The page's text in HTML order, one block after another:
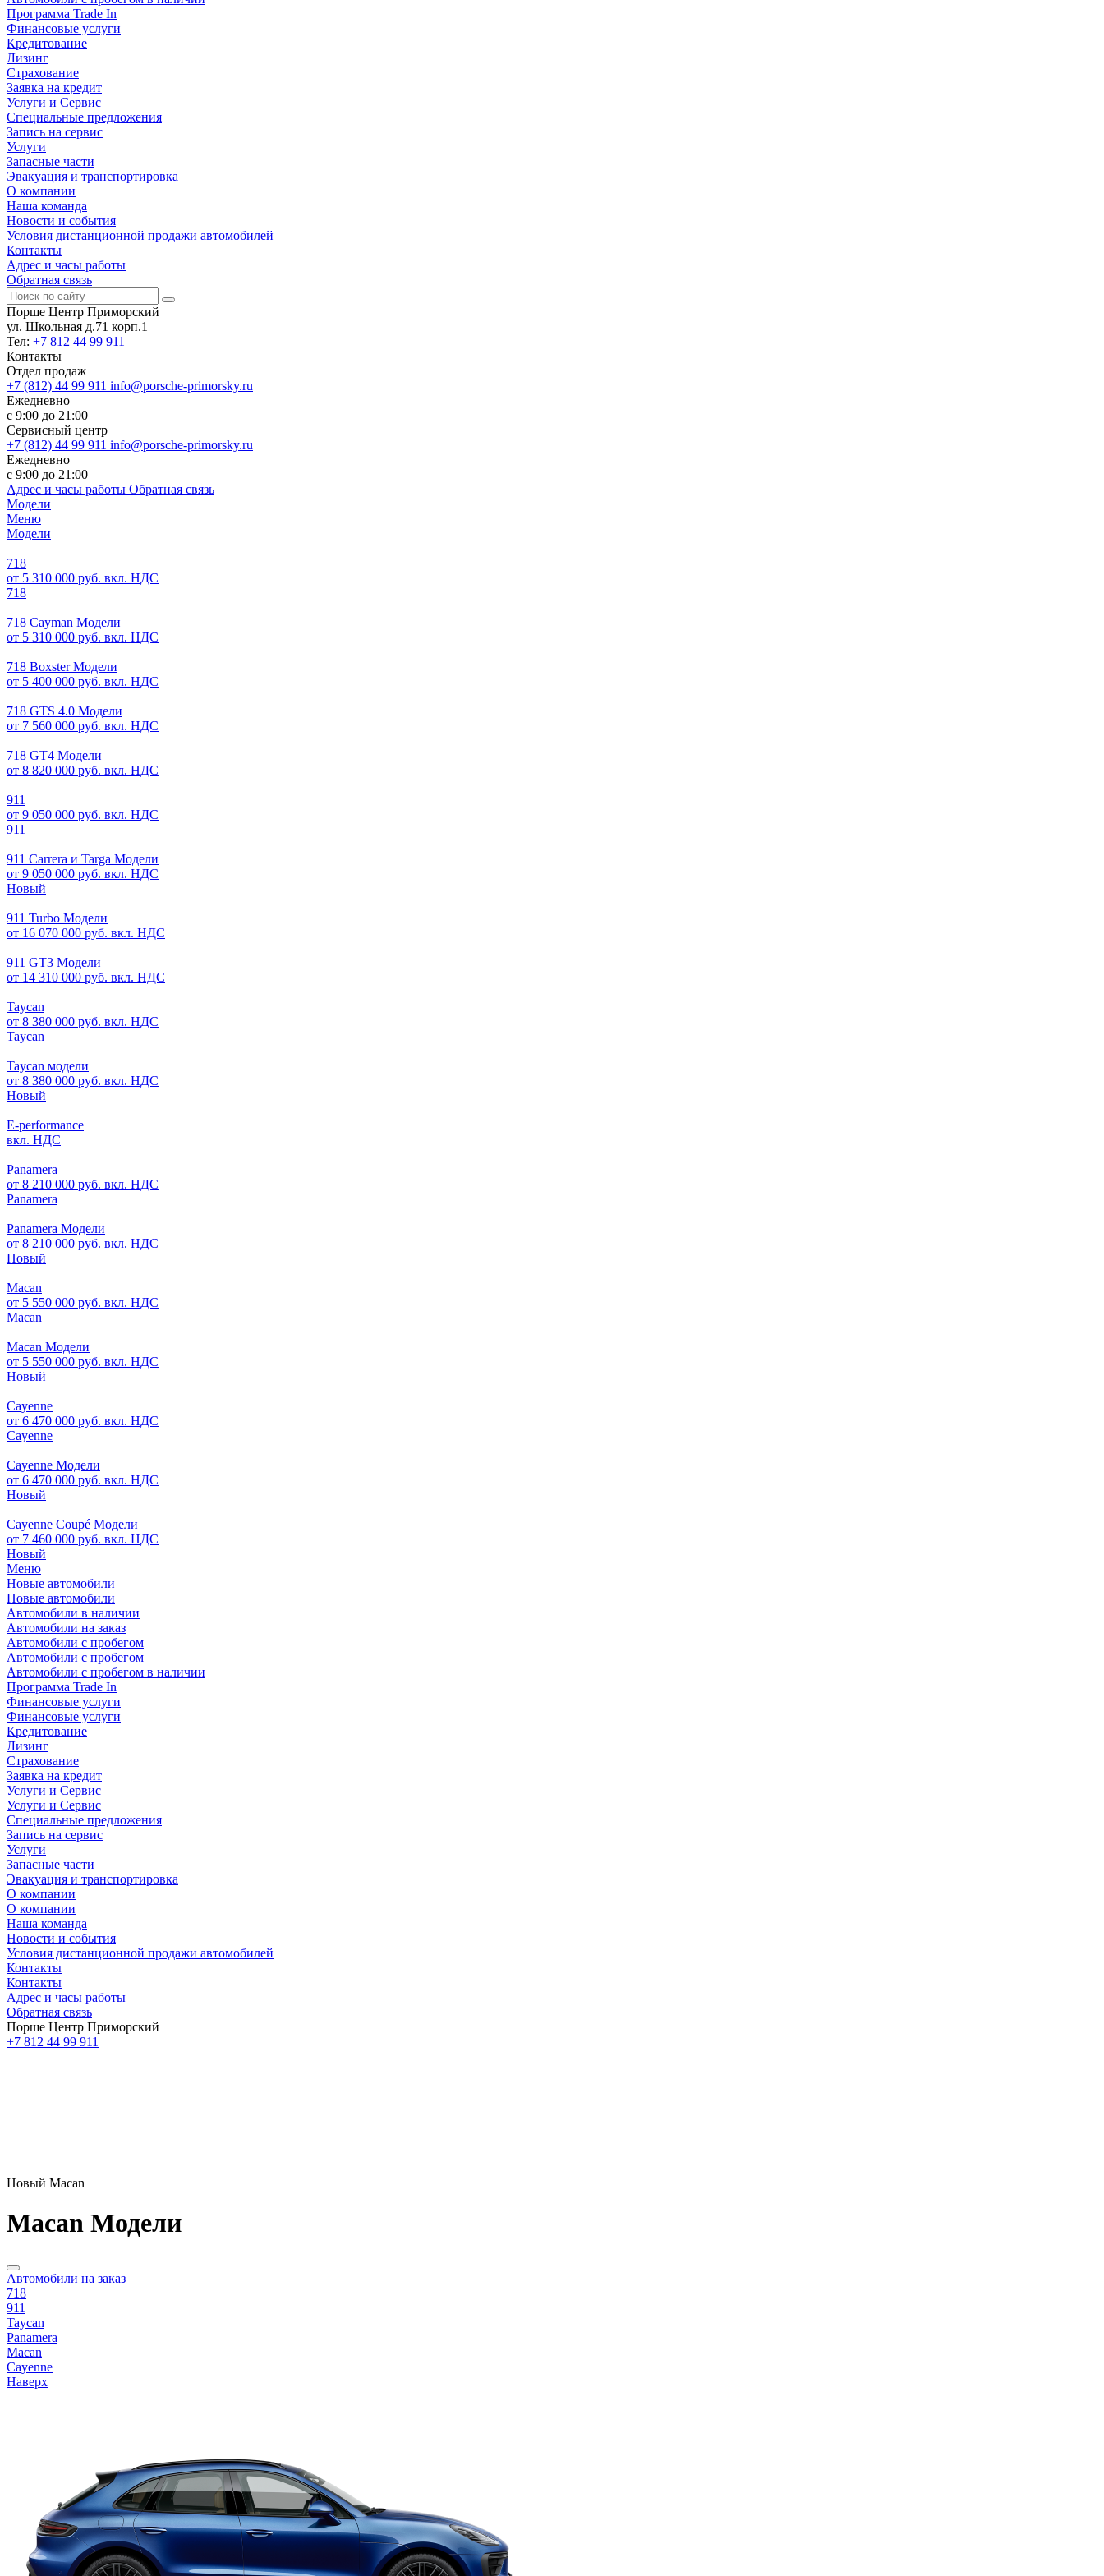
Программа Trade In
Финансовые услуги
Кредитование
Лизинг
Страхование
Заявка на кредит
Услуги и Сервис
Специальные предложения
Запись на сервис
Услуги
Запасные части
Эвакуация и транспортировка
О компании
Наша команда
Новости и события
Условия дистанционной продажи автомобилей
Контакты
Адрес и часы работы
Обратная связь
Порше Центр Приморский
ул. Школьная д.71 корп.1
Тел: +7 812 44 99 911
Контакты
Отдел продаж
+7 (812) 44 99 911 info@porsche-primorsky.ru
Ежедневно
с 9:00 до 21:00
Сервисный центр
+7 (812) 44 99 911 info@porsche-primorsky.ru
Ежедневно
с 9:00 до 21:00
Адрес и часы работы Обратная связь
Модели
Меню
Модели
718
от 5 310 000 руб. вкл. НДС
718
718 Cayman Модели
от 5 310 000 руб. вкл. НДС
718 Boxster Модели
от 5 400 000 руб. вкл. НДС
718 GTS 4.0 Модели
от 7 560 000 руб. вкл. НДС
718 GT4 Модели
от 8 820 000 руб. вкл. НДС
911
от 9 050 000 руб. вкл. НДС
911
911 Carrera и Targa Модели
от 9 050 000 руб. вкл. НДС
Новый
911 Turbo Модели
от 16 070 000 руб. вкл. НДС
911 GT3 Модели
от 14 310 000 руб. вкл. НДС
Taycan
от 8 380 000 руб. вкл. НДС
Taycan
Taycan модели
от 8 380 000 руб. вкл. НДС
Новый
E-performance
вкл. НДС
Panamera
от 8 210 000 руб. вкл. НДС
Panamera
Panamera Модели
от 8 210 000 руб. вкл. НДС
Новый
Macan
от 5 550 000 руб. вкл. НДС
Macan
Macan Модели
от 5 550 000 руб. вкл. НДС
Новый
Cayenne
от 6 470 000 руб. вкл. НДС
Cayenne
Cayenne Модели
от 6 470 000 руб. вкл. НДС
Новый
Cayenne Coupé Модели
от 7 460 000 руб. вкл. НДС
Новый
Меню
Новые автомобили
Новые автомобили
Автомобили в наличии
Автомобили на заказ
Автомобили с пробегом
Автомобили с пробегом
Автомобили с пробегом в наличии
Программа Trade In
Финансовые услуги
Финансовые услуги
Кредитование
Лизинг
Страхование
Заявка на кредит
Услуги и Сервис
Услуги и Сервис
Специальные предложения
Запись на сервис
Услуги
Запасные части
Эвакуация и транспортировка
О компании
О компании
Наша команда
Новости и события
Условия дистанционной продажи автомобилей
Контакты
Контакты
Адрес и часы работы
Обратная связь
Порше Центр Приморский
+7 812 44 99 911
Новый Macan
Macan Модели
Автомобили на заказ
718
911
Taycan
Panamera
Macan
Cayenne
Наверх